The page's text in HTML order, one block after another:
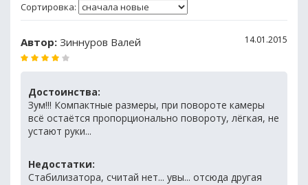
Сортировка:
Автор: Зиннуров Валей 14.01.2015
Достоинства:
Зум!!! Компактные размеры, при повороте камеры
всё остаётся пропорционально повороту, лёгкая, не
устают руки...
Недостатки:
Стабилизатора, считай нет... увы... отсюда другая